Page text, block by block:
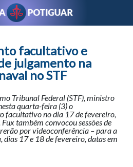
facultativo e
julgamento na
no STF
Tribunal Federal (STF), ministro
quarta-feira (3) o
facultativo no dia 17 de fevereiro,
também convocou sessões de
por videoconferência – para a
17 e 18 de fevereiro, datas em